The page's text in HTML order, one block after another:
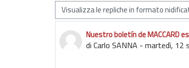
Modalità visualizzazione
Nuestro boletín de MACCARD
di Carlo SANNA - martedì, 12
Numero di risposte: 0